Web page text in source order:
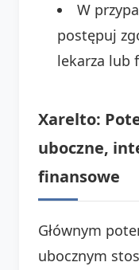
W
postępuj
lekarza lub
Xarelto:
uboczne,
finansowe
Głównym
ubocznym